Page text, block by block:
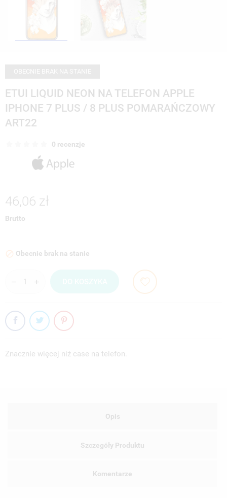
ETUI LIQUID NEON NA TELEFON APPLE
IPHONE 7 PLUS / 8 PLUS POMARAŃCZOWY
ART22
0 recenzje
46,06 zł
Brutto
 Obecnie brak na stanie
Znacznie więcej niż case na telefon.
Opis
Szczegóły Produktu
Komentarze
UTWÓRZ LISTĘ ŻYCZEŃ